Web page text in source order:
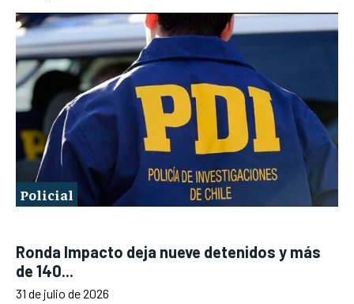
Policial
Ronda Impacto deja nueve detenidos y más
de 140...
31 de julio de 2026